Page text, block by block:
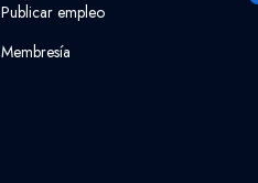
Publicar empleo
Membresía